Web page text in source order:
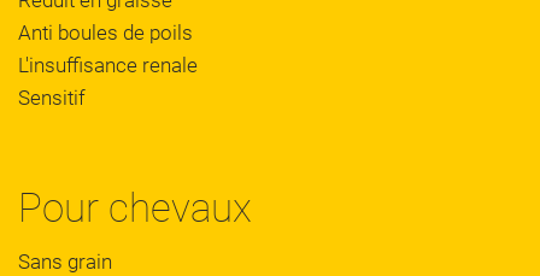
Anti boules de poils
L'insuffisance renale
Sensitif
Pour chevaux
Sans grain